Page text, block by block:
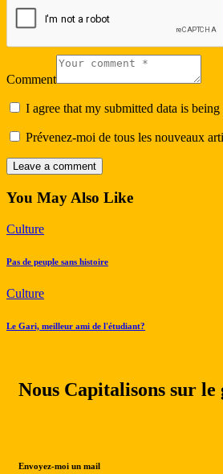
Comment
I agree that my submitted data is being
Prévenez-moi de tous les nouveaux
You May Also Like
Culture
Pas de peuple sans histoire
Culture
Le Gari, meilleur ami de l'étudiant?
Nous Capitalisons sur
Envoyez-moi un mail